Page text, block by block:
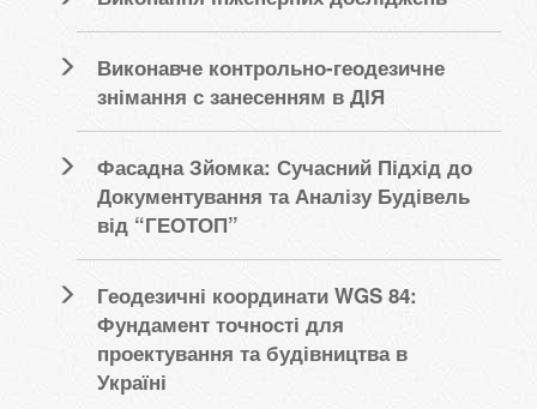
Виконавче контрольно-геодезичне
знімання с занесенням в ДІЯ
Фасадна Зйомка: Сучасний Підхід до
Документування та Аналізу Будівель
від “ГЕОТОП”
Геодезичні координати WGS 84:
Фундамент точності для
проектування та будівництва в
Україні